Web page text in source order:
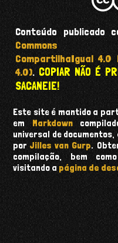
Conteúdo publicado
Commons
CompartilhaIgual 4.0
4.0). COPIAR NÃO É
SACANEIE!
Este site é mantido a
em Markdown
universal de
porJilles van Gurp.
compilação, bem
visitando a página de